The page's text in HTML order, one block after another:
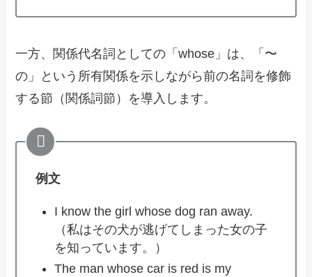
一方、関係代名詞としての「whose」は、「〜
の」という所有関係を示しながら前の名詞を修飾
する節（関係詞節）を導入します。
例文
I know the girl whose dog ran away.
（私はその犬が逃げてしまった女の子
を知っています。）
The man whose car is red is my